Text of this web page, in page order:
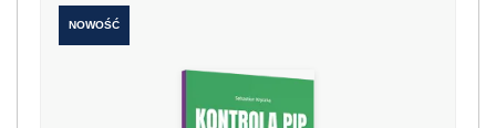
NOWOŚĆ